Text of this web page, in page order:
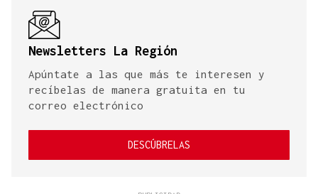
Newsletters La Región
Apúntate a las que más te interesen y
recíbelas de manera gratuita en tu
correo electrónico
DESCÚBRELAS